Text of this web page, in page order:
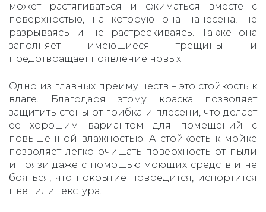
может растягиваться и сжиматься вместе с
поверхностью, на которую она нанесена, не
разрываясь и не растрескиваясь. Также она
заполняет имеющиеся трещины и
предотвращает появление новых.
Одно из главных преимуществ – это стойкость к
влаге. Благодаря этому краска позволяет
защитить стены от грибка и плесени, что делает
ее хорошим вариантом для помещений с
повышенной влажностью. А стойкость к мойке
позволяет легко очищать поверхность от пыли
и грязи даже с помощью моющих средств и не
бояться, что покрытие повредится, испортится
цвет или текстура.